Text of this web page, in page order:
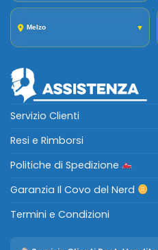
Melzo ▼
Servizio Clienti
Resi e Rimborsi
Politiche di Spedizione
Garanzia Il Covo del Nerd
Termini e Condizioni